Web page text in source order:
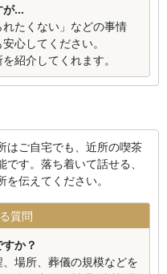
が...
れたくない」などの事情
心してください。
紹介してくれます。
はご自宅でも、近所の喫茶
です。落ち着いて話せる、
伝えてください。
質問
か？
場所、葬儀の規模などを